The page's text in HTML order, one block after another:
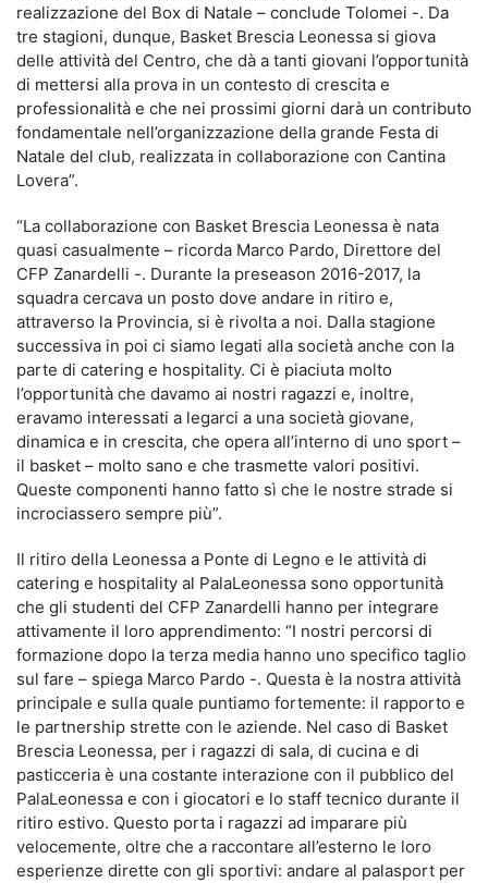
realizzazione del Box di Natale – conclude Tolomei -. Da
tre stagioni, dunque, Basket Brescia Leonessa si giova
delle attività del Centro, che dà a tanti giovani l’opportunità
di mettersi alla prova in un contesto di crescita e
professionalità e che nei prossimi giorni darà un contributo
fondamentale nell’organizzazione della grande Festa di
Natale del club, realizzata in collaborazione con Cantina
Lovera”.
“La collaborazione con Basket Brescia Leonessa è nata
quasi casualmente – ricorda Marco Pardo, Direttore del
CFP Zanardelli -. Durante la preseason 2016-2017, la
squadra cercava un posto dove andare in ritiro e,
attraverso la Provincia, si è rivolta a noi. Dalla stagione
successiva in poi ci siamo legati alla società anche con la
parte di catering e hospitality. Ci è piaciuta molto
l’opportunità che davamo ai nostri ragazzi e, inoltre,
eravamo interessati a legarci a una società giovane,
dinamica e in crescita, che opera all’interno di uno sport –
il basket – molto sano e che trasmette valori positivi.
Queste componenti hanno fatto sì che le nostre strade si
incrociassero sempre più”.
Il ritiro della Leonessa a Ponte di Legno e le attività di
catering e hospitality al PalaLeonessa sono opportunità
che gli studenti del CFP Zanardelli hanno per integrare
attivamente il loro apprendimento: “I nostri percorsi di
formazione dopo la terza media hanno uno specifico taglio
sul fare – spiega Marco Pardo -. Questa è la nostra attività
principale e sulla quale puntiamo fortemente: il rapporto e
le partnership strette con le aziende. Nel caso di Basket
Brescia Leonessa, per i ragazzi di sala, di cucina e di
pasticceria è una costante interazione con il pubblico del
PalaLeonessa e con i giocatori e lo staff tecnico durante il
ritiro estivo. Questo porta i ragazzi ad imparare più
velocemente, oltre che a raccontare all’esterno le loro
esperienze dirette con gli sportivi: andare al palasport per